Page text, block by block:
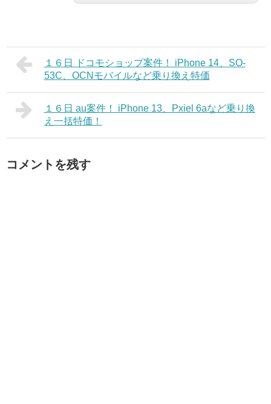
１６日 ドコモショップ案件！ iPhone 14、SO-
53C、OCNモバイルなど乗り換え特価
１６日 au案件！ iPhone 13、Pxiel 6aなど乗り換
え一括特価！
コメントを残す